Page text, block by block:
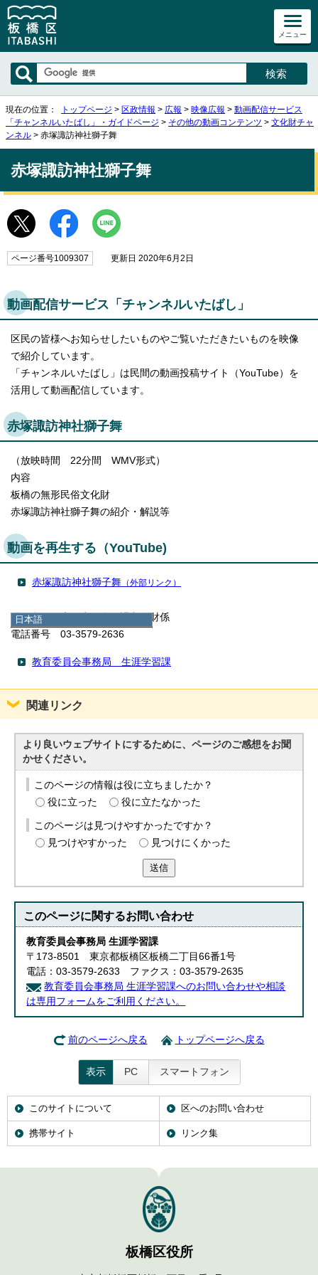
メニュー
日本語
日本語
한국어
繁體中文
現在の位置： トップページ > 区政情報 > 広報 > 映像広報 > 動画配信サービス
「チャンネルいたばし」・ガイドページ > その他の動画コンテンツ > 文化財チャ
ンネル > 赤塚諏訪神社獅子舞
赤塚諏訪神社獅子舞
ページ番号1009307 更新日 2020年6月2日
動画配信サービス「チャンネルいたばし」
区民の皆様へお知らせしたいものやご覧いただきたいものを映像
で紹介しています。
「チャンネルいたばし」は民間の動画投稿サイト（YouTube）を
活用して動画配信しています。
赤塚諏訪神社獅子舞
（放映時間 22分間 WMV形式）
内容
板橋の無形民俗文化財
赤塚諏訪神社獅子舞の紹介・解説等
動画を再生する（YouTube)
赤塚諏訪神社獅子舞 （外部リンク）
問い合わせ先 生涯学習課文化財係
電話番号 03-3579-2636
教育委員会事務局 生涯学習課
関連リンク
より良いウェブサイトにするために、ページのご感想をお聞
かせください。
このページの情報は役に立ちましたか？
役に立った
役に立たなかった
このページは見つけやすかったですか？
見つけやすかった
見つけにくかった
送信
このページに関するお問い合わせ
教育委員会事務局 生涯学習課
〒173-8501 東京都板橋区板橋二丁目66番1号
電話：03-3579-2633 ファクス：03-3579-2635
教育委員会事務局 生涯学習課へのお問い合わせや相談
は専用フォームをご利用ください。
前のページへ戻る トップページへ戻る
表示 PC スマートフォン
このサイトについて 区へのお問い合わせ
携帯サイト リンク集
板橋区役所